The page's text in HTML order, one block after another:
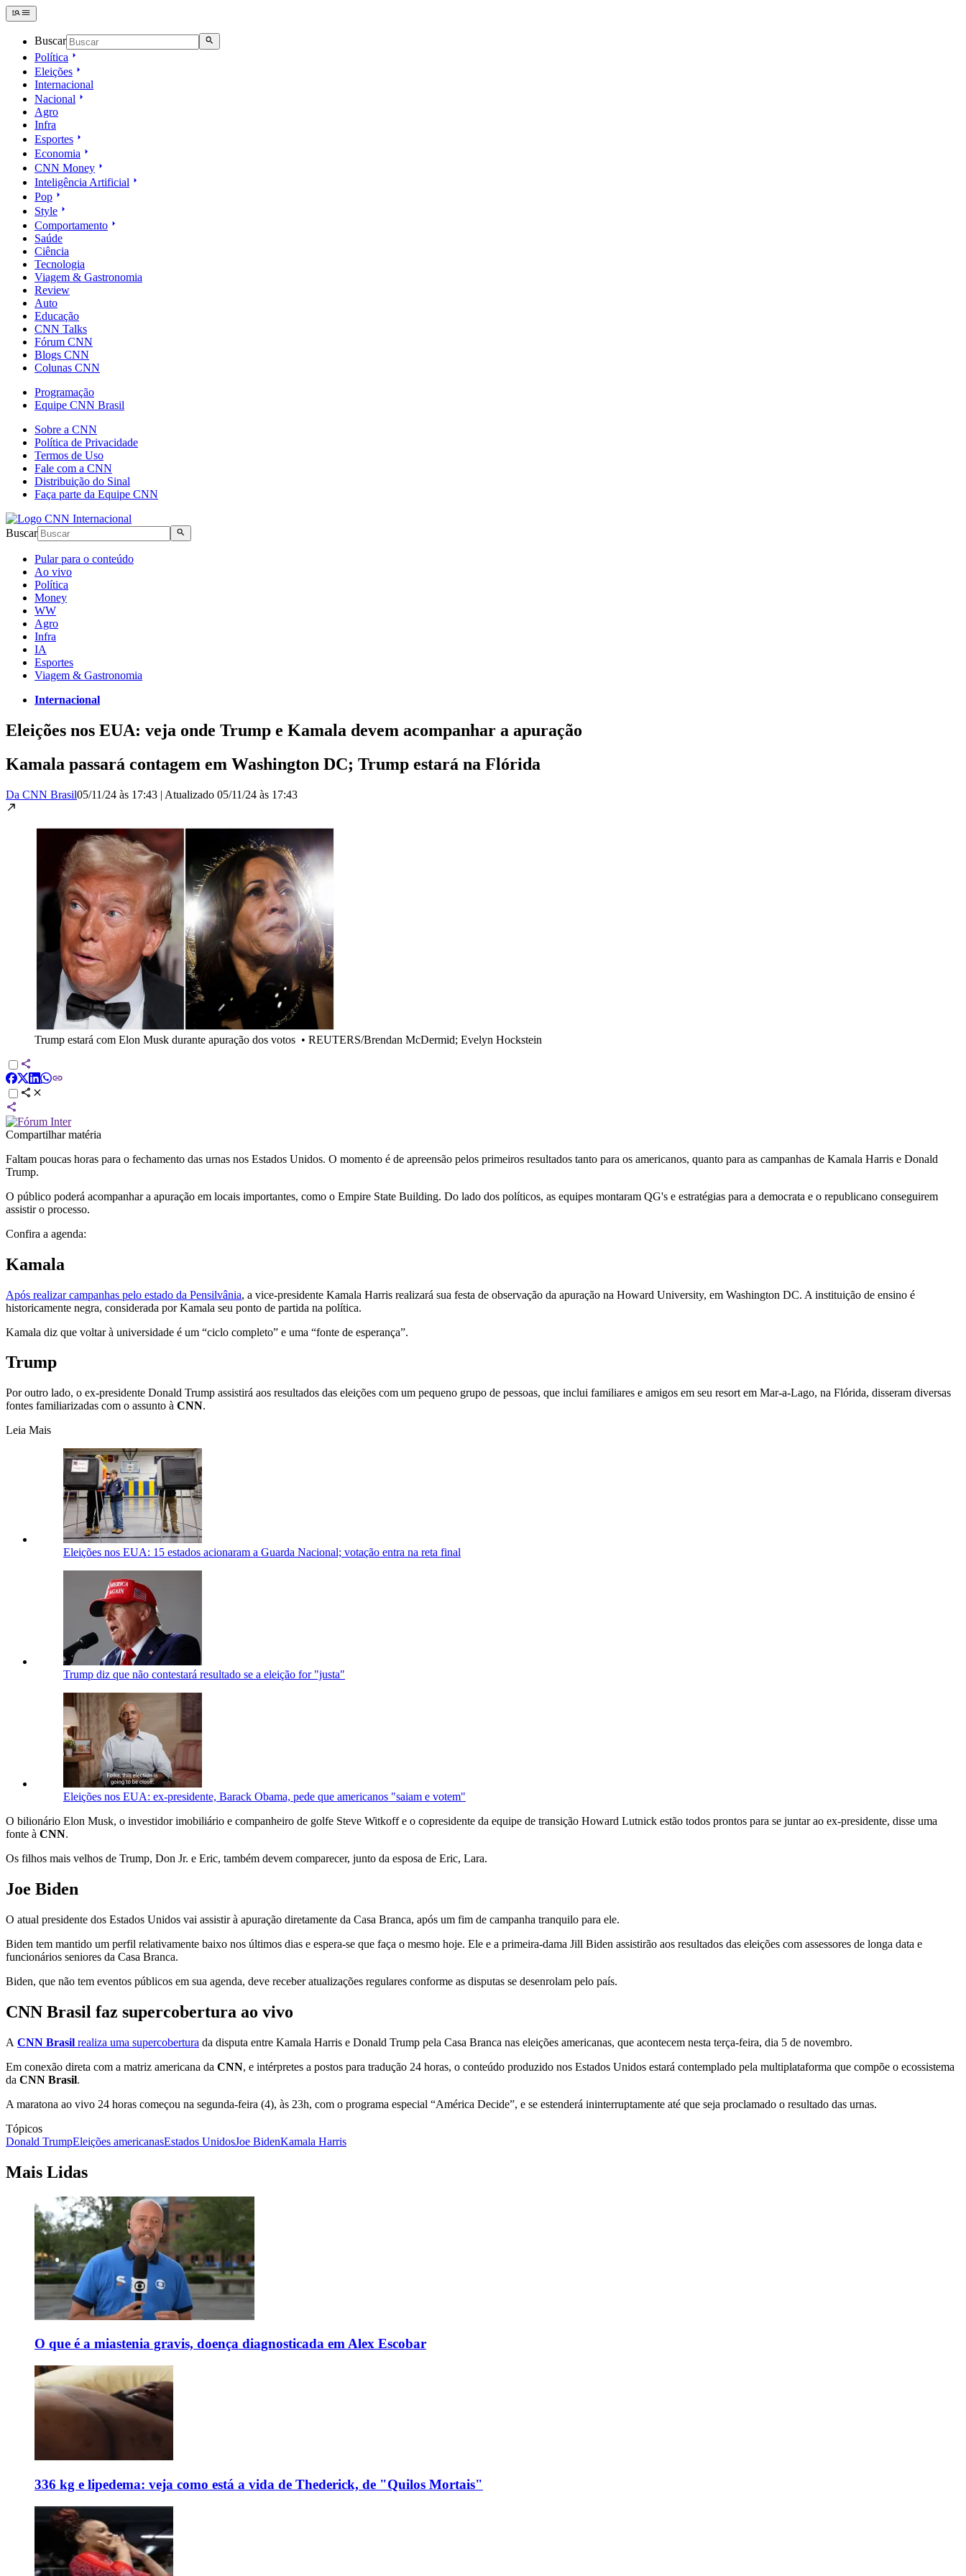
Buscar
Política
Eleições
Internacional
Nacional
Agro
Infra
Esportes
Economia
CNN Money
Inteligência Artificial
Pop
Style
Comportamento
Saúde
Ciência
Tecnologia
Viagem & Gastronomia
Review
Auto
Educação
CNN Talks
Fórum CNN
Blogs CNN
Colunas CNN
Programação
Equipe CNN Brasil
Sobre a CNN
Política de Privacidade
Termos de Uso
Fale com a CNN
Distribuição do Sinal
Faça parte da Equipe CNN
Buscar
Pular para o conteúdo
Ao vivo
Política
Money
WW
Agro
Infra
IA
Esportes
Viagem & Gastronomia
Internacional
Eleições nos EUA: veja onde Trump e Kamala devem acompanhar a apuração
Kamala passará contagem em Washington DC; Trump estará na Flórida
Da CNN Brasil05/11/24 às 17:43 | Atualizado 05/11/24 às 17:43
Trump estará com Elon Musk durante apuração dos votos • REUTERS/Brendan McDermid; Evelyn Hockstein
Compartilhar matéria
Faltam poucas horas para o fechamento das urnas nos Estados Unidos. O momento é de apreensão pelos primeiros resultados tanto para os americanos, quanto para as campanhas de Kamala Harris e Donald
Trump.
O público poderá acompanhar a apuração em locais importantes, como o Empire State Building. Do lado dos políticos, as equipes montaram QG's e estratégias para a democrata e o republicano conseguirem
assistir o processo.
Confira a agenda:
Kamala
Após realizar campanhas pelo estado da Pensilvânia, a vice-presidente Kamala Harris realizará sua festa de observação da apuração na Howard University, em Washington DC. A instituição de ensino é
historicamente negra, considerada por Kamala seu ponto de partida na política.
Kamala diz que voltar à universidade é um “ciclo completo” e uma “fonte de esperança”.
Trump
Por outro lado, o ex-presidente Donald Trump assistirá aos resultados das eleições com um pequeno grupo de pessoas, que inclui familiares e amigos em seu resort em Mar-a-Lago, na Flórida, disseram diversas
fontes familiarizadas com o assunto à CNN.
Leia Mais
Eleições nos EUA: 15 estados acionaram a Guarda Nacional; votação entra na reta final
Trump diz que não contestará resultado se a eleição for "justa"
Eleições nos EUA: ex-presidente, Barack Obama, pede que americanos "saiam e votem"
O bilionário Elon Musk, o investidor imobiliário e companheiro de golfe Steve Witkoffe o copresidente da equipe de transição Howard Lutnick estão todos prontos para se juntar ao ex-presidente, disse uma
fonte à CNN.
Os filhos mais velhos de Trump, Don Jr. e Eric, também devem comparecer, junto da esposa de Eric, Lara.
Joe Biden
O atual presidente dos Estados Unidos vai assistir à apuração diretamente da Casa Branca, após um fim de campanha tranquilo para ele.
Biden tem mantido um perfil relativamente baixo nos últimos dias e espera-se que faça o mesmo hoje. Ele e a primeira-dama Jill Biden assistirão aos resultados das eleições com assessores de longa data e
funcionários seniores da Casa Branca.
Biden, que não tem eventos públicos em sua agenda, deve receber atualizações regulares conforme as disputas se desenrolam pelo país.
CNN Brasil faz supercobertura ao vivo
A CNN Brasil realiza uma supercobertura da disputa entre Kamala Harris e Donald Trump pela Casa Branca nas eleições americanas, que acontecem nesta terça-feira, dia 5 de novembro.
Em conexão direta com a matriz americana da CNN, e intérpretes a postos para tradução 24 horas, o conteúdo produzido nos Estados Unidos estará contemplado pela multiplataforma que compõe o ecossistema
da CNN Brasil.
A maratona ao vivo 24 horas começou na segunda-feira (4), às 23h, com o programa especial “América Decide”, e se estenderá ininterruptamente até que seja proclamado o resultado das urnas.
Tópicos
Donald TrumpEleições americanasEstados UnidosJoe BidenKamala Harris
Mais Lidas
O que é a miastenia gravis, doença diagnosticada em Alex Escobar
336 kg e lipedema: veja como está a vida de Thederick, de "Quilos Mortais"